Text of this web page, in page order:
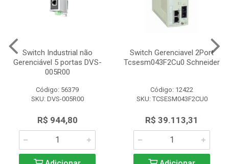
Switch Industrial não
Gerenciável 5 portas DVS-
005R00
Código: 56379
SKU: DVS-005R00
R$ 944,80
Switch Gerenciavel 2Port
Tcsesm043F2Cu0 Schneider
Código: 12422
SKU: TCSESM043F2CU0
R$ 39.113,31